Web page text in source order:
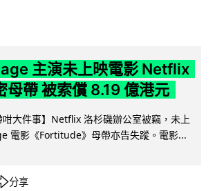
主演未上映電影 Netflix
母帶 被索償 8.19 億港元
咁大件事】Netflix 洛杉磯辦公室被竊，未上
電影《Fortitude》母帶亦告失蹤。電影...
分享